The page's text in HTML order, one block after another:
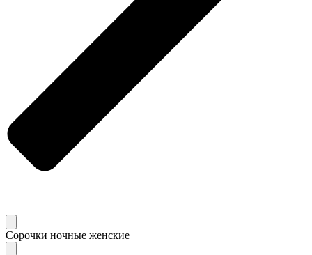
Сорочки ночные женские